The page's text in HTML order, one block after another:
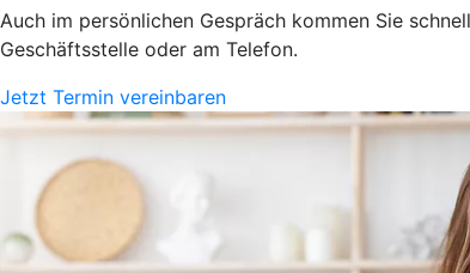
Auch im persönlichen Gespräch kommen Sie
Geschäftsstelle oder am Telefon.
Jetzt Termin vereinbaren